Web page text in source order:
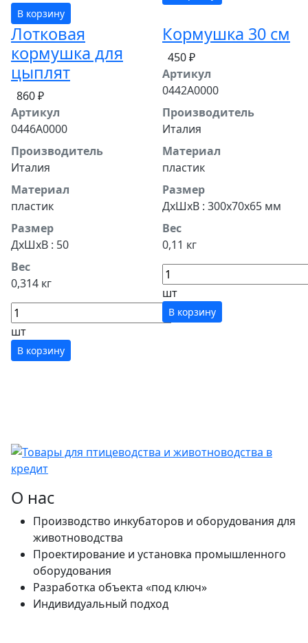
В корзину
Лотковая
кормушка для
цыплят
860 ₽
Артикул
0446A0000
Производитель
Италия
Материал
пластик
Размер
ДхШхВ : 50
Вес
0,314 кг
шт
В корзину
Кормушка 30 см
450 ₽
Артикул
0442A0000
Производитель
Италия
Материал
пластик
Размер
ДхШхВ : 300x70x65 мм
Вес
0,11 кг
шт
В корзину
О нас
Производство инкубаторов и оборудования для
животноводства
Проектирование и установка промышленного
оборудования
Разработка объекта «под ключ»
Индивидуальный подход